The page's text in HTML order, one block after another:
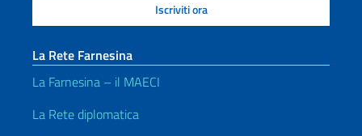
La Rete Farnesina
La Farnesina – il MAECI
La Rete diplomatica